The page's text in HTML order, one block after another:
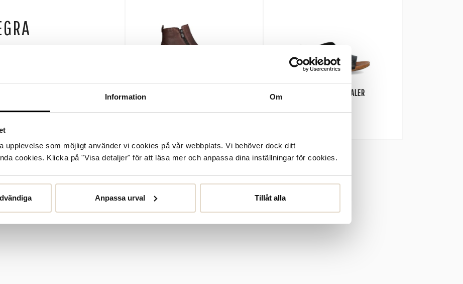
Information Om
upplevelse som möjligt använder vi cookies på vår webbplats. Vi behöver dock ditt
cookies. Klicka på "Visa detaljer" för att läsa mer och anpassa dina inställningar för cookies.
Anpassa urval Tillåt alla
kvalitet och komfort. Deras skor är ofta
bära skorna en hel dag. Rosa Negra är
på att du kommer hitta ett par rikigt snygga
Rosa Negra hos 837-3846 SANDALER